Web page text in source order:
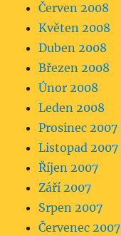
Červen 2008
Květen 2008
Duben 2008
Březen 2008
Únor 2008
Leden 2008
Prosinec 2007
Listopad 2007
Říjen 2007
Září 2007
Srpen 2007
Červenec 2007